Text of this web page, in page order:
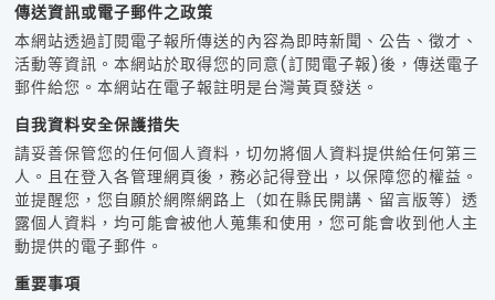
傳送資訊或電子郵件之政策
本網站透過訂閱電子報所傳送的內容為即時新聞、公告、徵才、
活動等資訊。本網站於取得您的同意(訂閱電子報)後，傳送電子
郵件給您。本網站在電子報註明是台灣黃頁發送。
自我資料安全保護措失
請妥善保管您的任何個人資料，切勿將個人資料提供給任何第三
人。且在登入各管理網頁後，務必記得登出，以保障您的權益。
並提醒您，您自願於網際網路上（如在縣民開講、留言版等）透
露個人資料，均可能會被他人蒐集和使用，您可能會收到他人主
動提供的電子郵件。
重要事項